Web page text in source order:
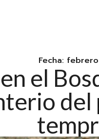
Fecha: febrero
el